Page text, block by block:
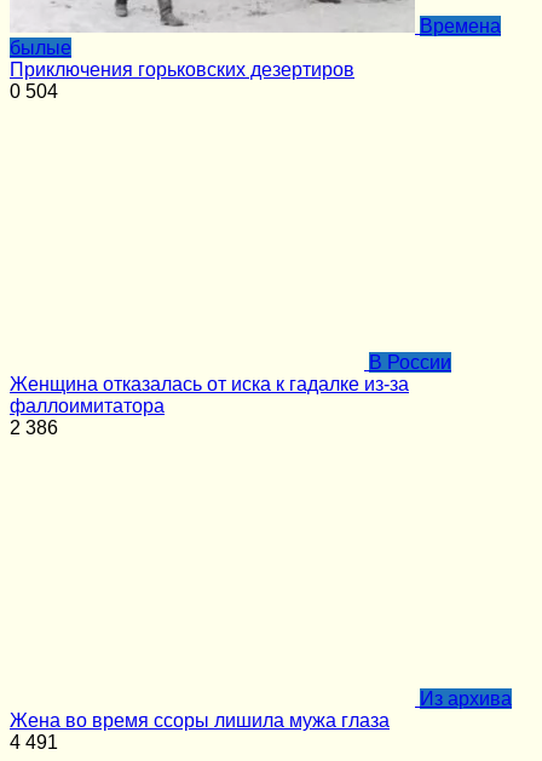
Времена
былые
Приключения горьковских дезертиров
0 504
В России
Женщина отказалась от иска к гадалке из-за
фаллоимитатора
2 386
Из архива
Жена во время ссоры лишила мужа глаза
4 491